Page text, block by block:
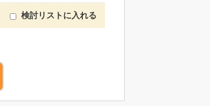
検討リストに入れる